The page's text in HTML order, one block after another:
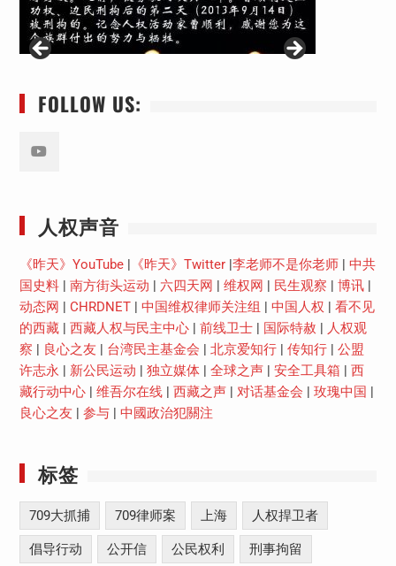
FOLLOW US:
人权声音
《昨天》YouTube| 《昨天》Twitter| 李老师不是你老师| 中共
国史料| 南方街头运动 六四天网 维权网 民生观察 博讯|
动态网
CHRDNET| 中国维权律师关注组 中国人权
看不见
的西藏| 西藏人权与民主中心| 前线卫士| 国际特赦
人权观
察
良心之友 台湾民主基金会 北京爱知行| 传知行| 公盟
许志永
新公民运动 独立媒体| 全球之声| 安全工具箱
西
藏行动中心| 维吾尔在线| 西藏之声| 对话基金会 玫瑰中国
良心之友
参与| 中國政治犯關注
标签
709大抓捕 709律师案 上海 人权捍卫者
倡导行动 公开信 公民权利 刑事拘留